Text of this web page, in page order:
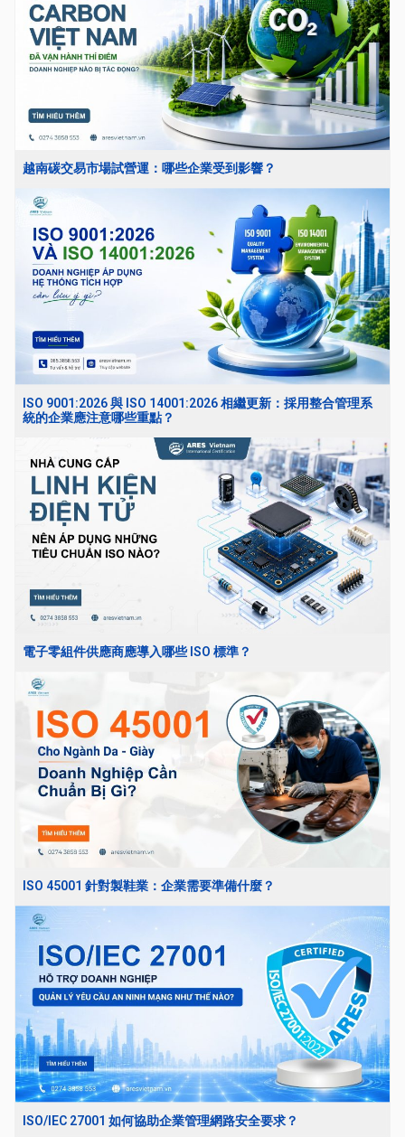
越南碳交易市場試營運：哪些企業受到影響？
ISO 9001:2026 與 ISO 14001:2026 相繼更新：採用整合管理系
統的企業應注意哪些重點？
電子零組件供應商應導入哪些 ISO 標準？
ISO 45001 針對製鞋業：企業需要準備什麼？
ISO/IEC 27001 如何協助企業管理網路安全要求？